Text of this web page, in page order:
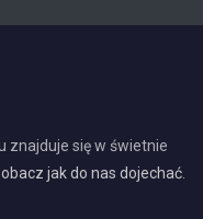
znajduje się w świetnie
jak do nas dojechać